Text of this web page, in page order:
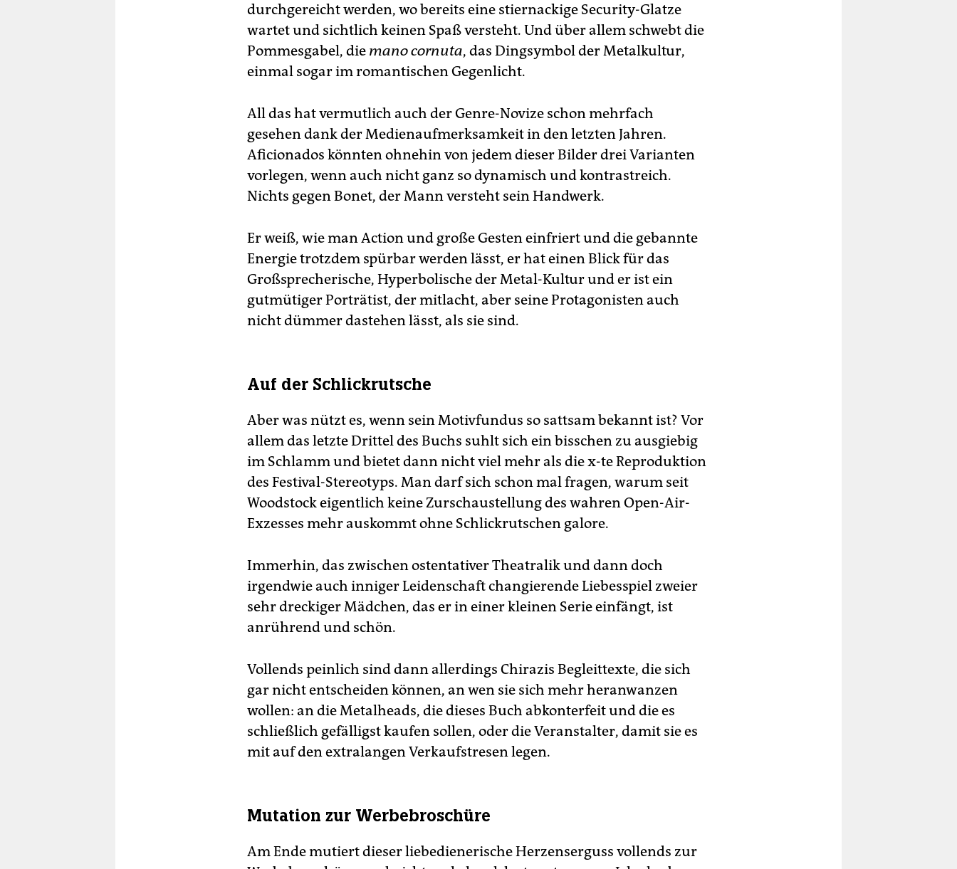
durchgereicht werden, wo bereits eine stiernackige Security-Glatze
wartet und sichtlich keinen Spaß versteht. Und über allem schwebt die
Pommesgabel, die mano cornuta, das Dingsymbol der Metalkultur,
einmal sogar im romantischen Gegenlicht.
All das hat vermutlich auch der Genre-Novize schon mehrfach
gesehen dank der Medienaufmerksamkeit in den letzten Jahren.
Aficionados könnten ohnehin von jedem dieser Bilder drei Varianten
vorlegen, wenn auch nicht ganz so dynamisch und kontrastreich.
Nichts gegen Bonet, der Mann versteht sein Handwerk.
Er weiß, wie man Action und große Gesten einfriert und die gebannte
Energie trotzdem spürbar werden lässt, er hat einen Blick für das
Großsprecherische, Hyperbolische der Metal-Kultur und er ist ein
gutmütiger Porträtist, der mitlacht, aber seine Protagonisten auch
nicht dümmer dastehen lässt, als sie sind.
Auf der Schlickrutsche
Aber was nützt es, wenn sein Motivfundus so sattsam bekannt ist? Vor
allem das letzte Drittel des Buchs suhlt sich ein bisschen zu ausgiebig
im Schlamm und bietet dann nicht viel mehr als die x-te Reproduktion
des Festival-Stereotyps. Man darf sich schon mal fragen, warum seit
Woodstock eigentlich keine Zurschaustellung des wahren Open-Air-
Exzesses mehr auskommt ohne Schlickrutschen galore.
Immerhin, das zwischen ostentativer Theatralik und dann doch
irgendwie auch inniger Leidenschaft changierende Liebesspiel zweier
sehr dreckiger Mädchen, das er in einer kleinen Serie einfängt, ist
anrührend und schön.
Vollends peinlich sind dann allerdings Chirazis Begleittexte, die sich
gar nicht entscheiden können, an wen sie sich mehr heranwanzen
wollen: an die Metalheads, die dieses Buch abkonterfeit und die es
schließlich gefälligst kaufen sollen, oder die Veranstalter, damit sie es
mit auf den extralangen Verkaufstresen legen.
Mutation zur Werbebroschüre
Am Ende mutiert dieser liebedienerische Herzenserguss vollends zur